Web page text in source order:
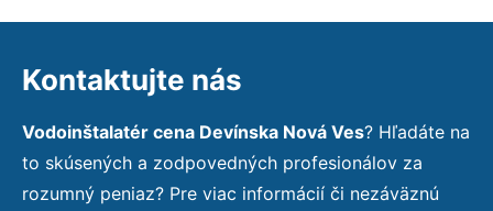
Kontaktujte nás
Vodoinštalatér cena Devínska Nová Ves? Hľadáte na
to skúsených a zodpovedných profesionálov za
rozumný peniaz? Pre viac informácií či nezáväznú